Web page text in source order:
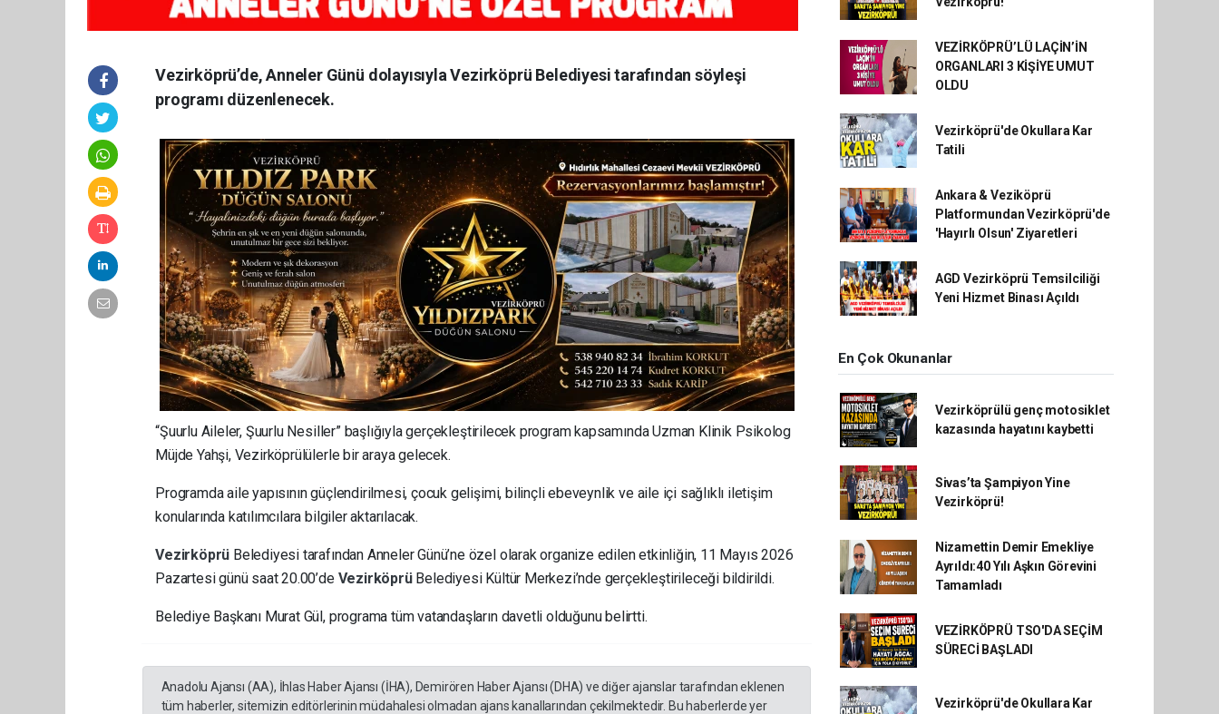
Vezirköprü’de, Anneler Günü dolayısıyla Vezirköprü Belediyesi tarafından söyleşi
programı düzenlenecek.
“Şuurlu Aileler, Şuurlu Nesiller” başlığıyla gerçekleştirilecek program kapsamında Uzman Klinik Psikolog
Müjde Yahşi, Vezirköprülülerle bir araya gelecek.
Programda aile yapısının güçlendirilmesi, çocuk gelişimi, bilinçli ebeveynlik ve aile içi sağlıklı iletişim
konularında katılımcılara bilgiler aktarılacak.
Vezirköprü Belediyesi tarafından Anneler Günü’ne özel olarak organize edilen etkinliğin, 11 Mayıs 2026
Pazartesi günü saat 20.00’de Vezirköprü Belediyesi Kültür Merkezi’nde gerçekleştirileceği bildirildi.
Belediye Başkanı Murat Gül, programa tüm vatandaşların davetli olduğunu belirtti.
Anadolu Ajansı (AA), İhlas Haber Ajansı (İHA), Demirören Haber Ajansı (DHA) ve diğer ajanslar tarafından eklenen
tüm haberler, sitemizin editörlerinin müdahalesi olmadan ajans kanallarından çekilmektedir. Bu haberlerde yer
VEZİRKÖPRÜ’LÜ LAÇİN’İN
ORGANLARI 3 KİŞİYE UMUT
OLDU
Vezirköprü'de Okullara Kar
Tatili
Ankara & Veziköprü
Platformundan Vezirköprü'de
'Hayırlı Olsun' Ziyaretleri
AGD Vezirköprü Temsilciliği
Yeni Hizmet Binası Açıldı
En Çok Okunanlar
Vezirköprülü genç motosiklet
kazasında hayatını kaybetti
Sivas’ta Şampiyon Yine
Vezirköprü!
Nizamettin Demir Emekliye
Ayrıldı:40 Yılı Aşkın Görevini
Tamamladı
VEZİRKÖPRÜ TSO'DA SEÇİM
SÜRECİ BAŞLADI
Vezirköprü'de Okullara Kar